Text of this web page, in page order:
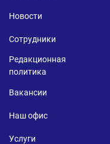
Новости
Сотрудники
Редакционная
политика
Вакансии
Наш офис
Услуги